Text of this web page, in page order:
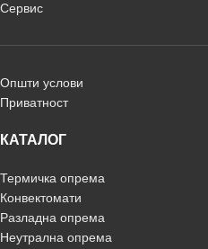
Сервис
Општи услови
Приватност
КАТАЛОГ
Термичка опрема
Конвектомати
Разладна опрема
Неутрална опрема